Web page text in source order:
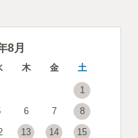
8月
木 金 土
1
6 7
8
13 14
15